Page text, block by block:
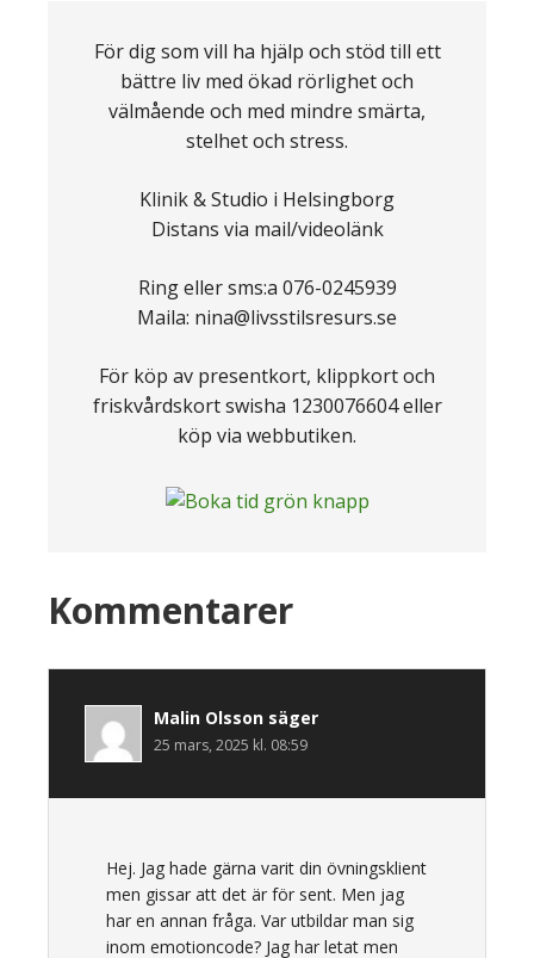
För dig som vill ha hjälp och stöd till ett
bättre liv med ökad rörlighet och
välmående och med mindre smärta,
stelhet och stress.
Klinik & Studio i Helsingborg
Distans via mail/videolänk
Ring eller sms:a 076-0245939
Maila: nina@livsstilsresurs.se
För köp av presentkort, klippkort och
friskvårdskort swisha 1230076604 eller
köp via webbutiken.
Läsarkommentarer
Kommentarer
Malin Olsson säger
25 mars, 2025 kl. 08:59
Hej. Jag hade gärna varit din övningsklient
men gissar att det är för sent. Men jag
har en annan fråga. Var utbildar man sig
inom emotioncode? Jag har letat men